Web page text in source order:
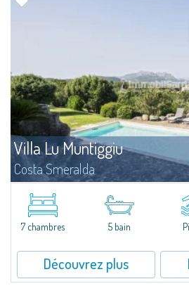
Villa Lu Muntiggiu
Costa Smeralda
​Splendid villa surrounded by greenery on the
between Capriccioli and San Pantaleo.Villa
that has been completely modernized, in
7 chambres 5 bain
Découvrez plus